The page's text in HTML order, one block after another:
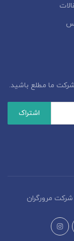
ما مطلع باشید.
شرکت مرورگران